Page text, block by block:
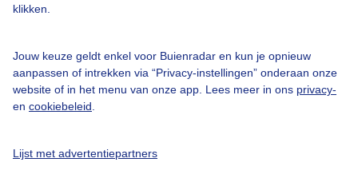
klikken.
Jouw keuze geldt enkel voor Buienradar en kun je opnieuw
aanpassen of intrekken via “Privacy-instellingen” onderaan onze
website of in het menu van onze app. Lees meer in ons privacy-
en cookiebeleid
Lijst met advertentiepartners
Veelgestelde vragen
Toegankelijkheid
Buienradar Team